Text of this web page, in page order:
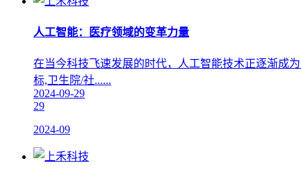
人工智能：医疗领域的变革力量
在当今科技飞速发展的时代，人工智能技术正逐渐成
标,卫生院/社......
2024-09-29
29
2024-09